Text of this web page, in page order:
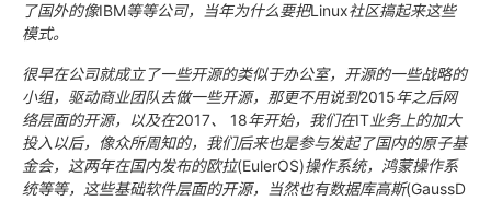
了国外的像IBM等等公司，当年为什么要把Linux社区搞起来这些
模式。
很早在公司就成立了一些开源的类似于办公室，开源的一些战略的
小组，驱动商业团队去做一些开源，那更不用说到2015年之后网
络层面的开源，以及在2017、 18年开始，我们在IT业务上的加大
投入以后，像众所周知的，我们后来也是参与发起了国内的原子基
金会，这两年在国内发布的欧拉(EulerOS)操作系统，鸿蒙操作系
统等等，这些基础软件层面的开源，当然也有数据库高斯(GaussD